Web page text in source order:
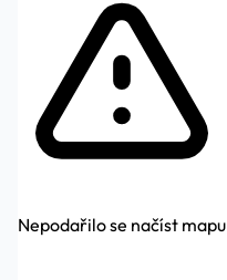
Nepodařilo se načíst mapu